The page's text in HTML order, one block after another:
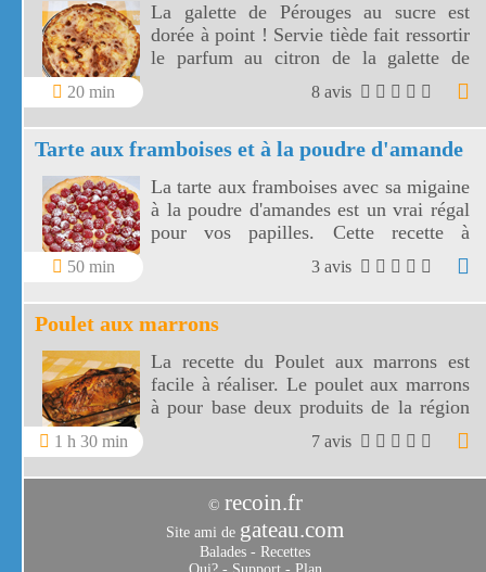
20 min
La galette de Pérouges au sucre est
dorée à point ! Servie tiède fait ressortir
le parfum au citron de la galette de
8 avis
Tarte aux framboises et à la poudre d'amande
50 min
La tarte aux framboises avec sa migaine
à la poudre d'amandes est un vrai régal
pour vos papilles. Cette recette à
l'ancienne, très appétissante, va réveiller
en vous un élan de gourmandise.
3 avis
Poulet aux marrons
1 h 30 min
La recette du Poulet aux marrons est
facile à réaliser. Le poulet aux marrons
à pour base deux produits de la région
Rhône Alpes, le poulet de Bresse et les
7 avis
© recoin.fr
Site ami de gateau.com
Balades - Recettes